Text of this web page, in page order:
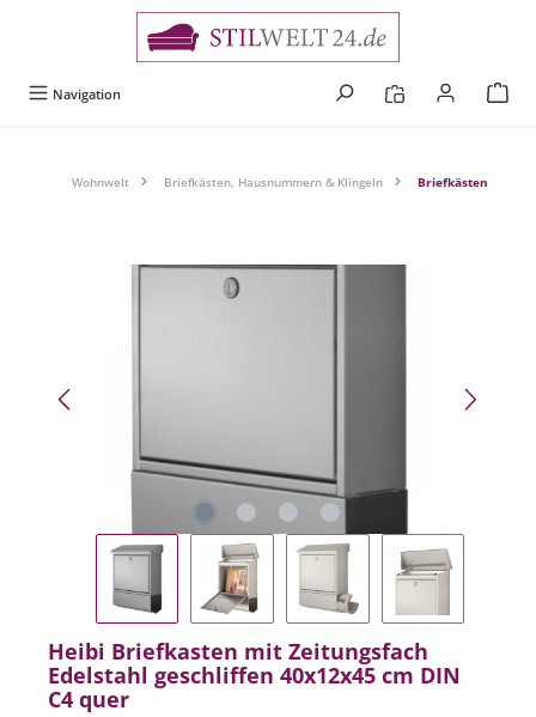
Navigation
Wohnwelt Briefkästen, Hausnummern & Klingeln Briefkästen
Bildergalerie überspringen
Heibi Briefkasten mit Zeitungsfach
Edelstahl geschliffen 40x12x45 cm DIN
C4 quer